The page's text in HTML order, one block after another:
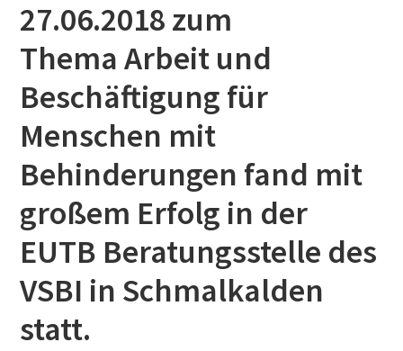
h
u
c
h
e
n
27.06.2018 zum
Thema Arbeit und
Beschäftigung für
Menschen mit
Behinderungen fand mit
großem Erfolg in der
EUTB Beratungsstelle des
VSBI in Schmalkalden
statt.